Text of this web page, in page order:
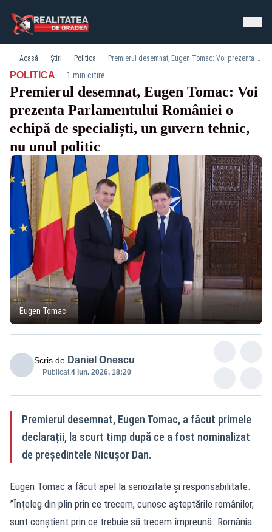
Acasă Știri Politica Premierul desemnat, Eugen Tomac: Voi prezenta Parlamentului României o echipă de specialiști, un guvern tehnic, nu unul politic
POLITICA· 1 min citire
Premierul desemnat, Eugen Tomac: Voi
prezenta Parlamentului României o
echipă de specialiști, un guvern tehnic,
nu unul politic
Eugen Tomac
Scris de Daniel Onescu
Publicat:4 iun. 2026, 18:20
Premierul desemnat, Eugen Tomac, a făcut primele
declarații, la scurt timp după ce a fost nominalizat
de președintele Nicușor Dan.
Eugen Tomac a făcut apel la seriozitate și responsabilitate.
”Înțeleg din plin prin ce trecem, cunosc așteptările românilor,
sunt conștient prin ce trebuie să trecem împreună. România